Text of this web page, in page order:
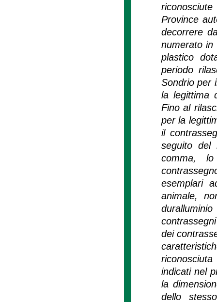
Province
decorrere
numerato in
plastico
periodo
Sondrio per
la legittima
Fino al
per la
il
seguito del
comma,
esemplari
animale,
dei
indicati nel
la
dello